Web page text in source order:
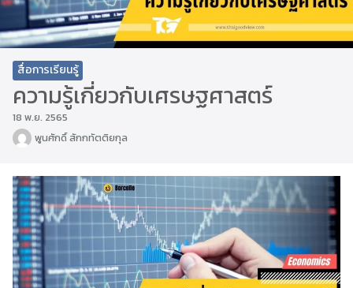
สื่อการเรียนรู้
ความรู้เกี่ยวกับเศรษฐศาสตร์
18 พ.ย. 2565
พูนศักดิ์ สักกทัตติยกุล